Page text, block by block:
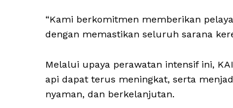
“Kami berkomitmen memberikan
dengan memastikan seluruh sarana
Melalui upaya perawatan intensif ini,
api dapat terus meningkat, serta
nyaman, dan berkelanjutan.